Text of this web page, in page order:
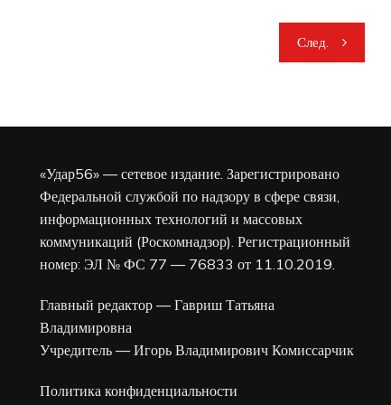
След.
«Удар56» — сетевое издание. Зарегистрировано
Федеральной службой по надзору в сфере связи,
информационных технологий и массовых
коммуникаций (Роскомнадзор). Регистрационный
номер: ЭЛ № ФС 77 — 76833 от 11.10.2019.
Главный редактор — Гавриш Татьяна
Владимировна
Учредитель — Игорь Владимирович Комиссарчик
Политика конфиденциальности